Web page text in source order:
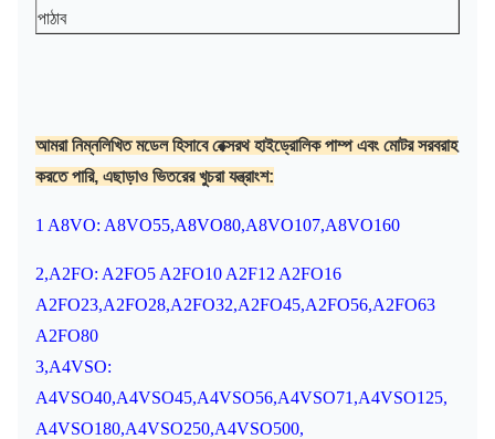
পাঠাব
আমরা নিম্নলিখিত মডেল হিসাবে রেক্সরথ হাইড্রোলিক পাম্প এবং মোটর সরবরাহ
করতে পারি, এছাড়াও ভিতরের খুচরা যন্ত্রাংশ:
1 A8VO: A8VO55,A8VO80,A8VO107,A8VO160
2,A2FO: A2FO5 A2FO10 A2F12 A2FO16
A2FO23,A2FO28,A2FO32,A2FO45,A2FO56,A2FO63
A2FO80
3,A4VSO:
A4VSO40,A4VSO45,A4VSO56,A4VSO71,A4VSO125,
A4VSO180,A4VSO250,A4VSO500,